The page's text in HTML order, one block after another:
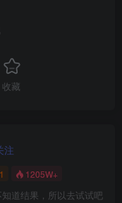
收藏
注
1 1205W+
道结果，所以去试试吧